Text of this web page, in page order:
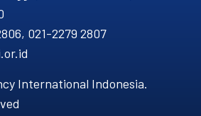
021-2279 2807
International Indonesia.